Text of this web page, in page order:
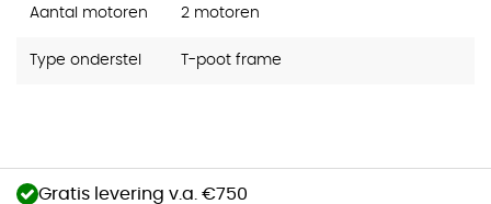
Aantal motoren 2 motoren
Type onderstel T-poot frame
Gratis levering v.a. €750